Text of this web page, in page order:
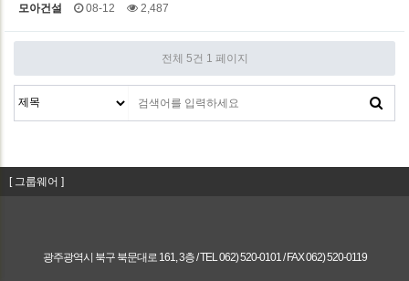
모아건설 08-12 2,487
전체 5건 1 페이지
[ 그룹웨어 ]
광주광역시 북구 북문대로 161, 3층 / TEL 062) 520-0101 / FAX 062) 520-0119